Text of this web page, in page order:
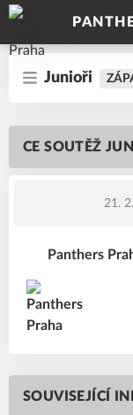
Junioři
CE SOUTĚŽ
21.
Panthers
SOUVISEJÍCÍ